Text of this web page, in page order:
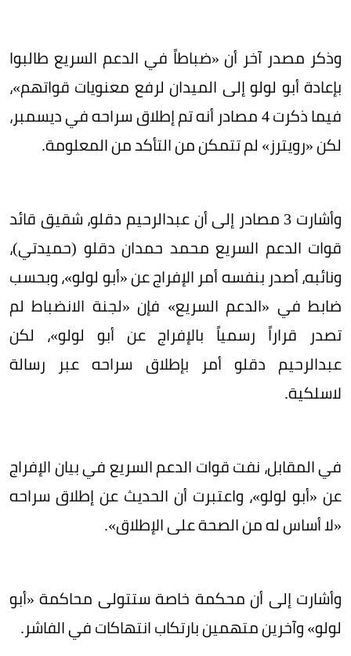
وذكر مصدر آخر أن «ضباطاً في الدعم السريع طالبوا
بإعادة أبو لولو إلى الميدان لرفع معنويات قواتهم»،
فيما ذكرت 4 مصادر أنه تم إطلاق سراحه في ديسمبر،
لكن «رويترز» لم تتمكن من التأكد من المعلومة.
وأشارت 3 مصادر إلى أن عبدالرحيم دقلو، شقيق قائد
قوات الدعم السريع محمد حمدان دقلو (حميدتي)،
ونائبه، أصدر بنفسه أمر الإفراج عن «أبو لولو»، وبحسب
ضابط في «الدعم السريع» فإن «لجنة الانضباط لم
تصدر قراراً رسمياً بالإفراج عن أبو لولو»، لكن
عبدالرحيم دقلو أمر بإطلاق سراحه عبر رسالة
لاسلكية.
في المقابل، نفت قوات الدعم السريع في بيان الإفراج
عن «أبو لولو»، واعتبرت أن الحديث عن إطلاق سراحه
«لا أساس له من الصحة على الإطلاق».
وأشارت إلى أن محكمة خاصة ستتولى محاكمة «أبو
لولو» وآخرين متهمين بارتكاب انتهاكات في الفاشر.